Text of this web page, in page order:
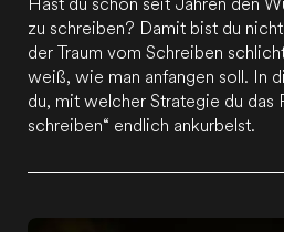
Hast du schon seit Jahren den
zu schreiben? Damit bist du
der Traum vom Schreiben
weiß, wie man anfangen soll. In
du, mit welcher Strategie du das
schreiben“ endlich ankurbelst.